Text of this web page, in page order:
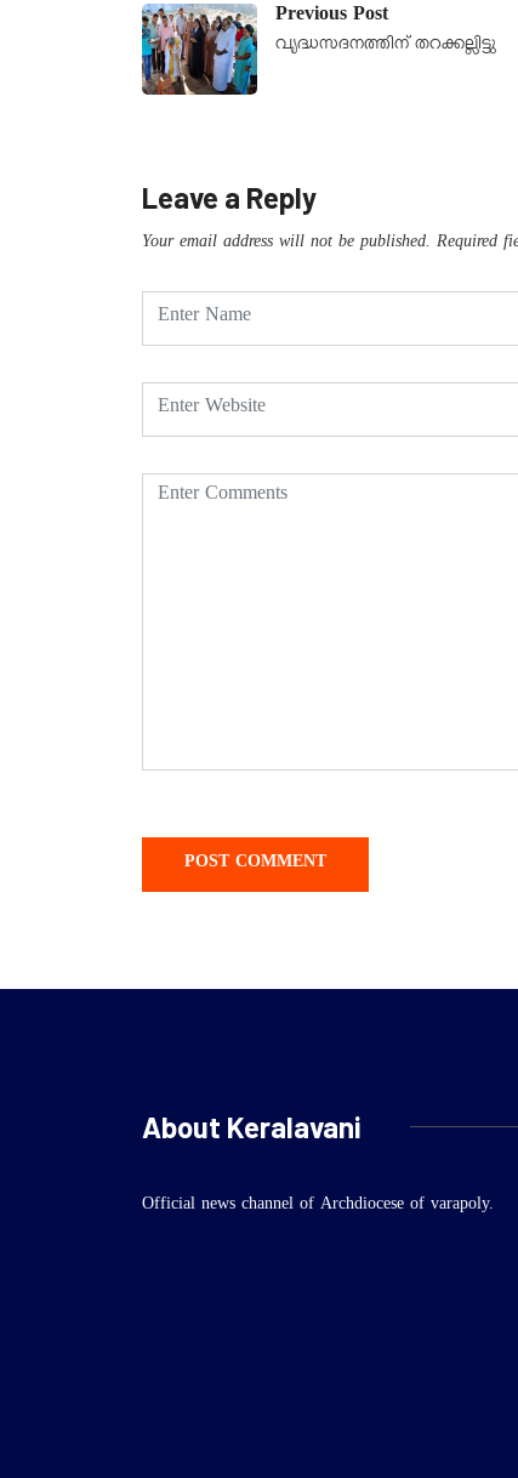
Previous Post
വൃദ്ധസദനത്തിന് തറക്കല്ലിട്ടു
Leave a Reply
Your email address will not be published. Required
About Keralavani
Official news channel of Archdiocese of varapoly.